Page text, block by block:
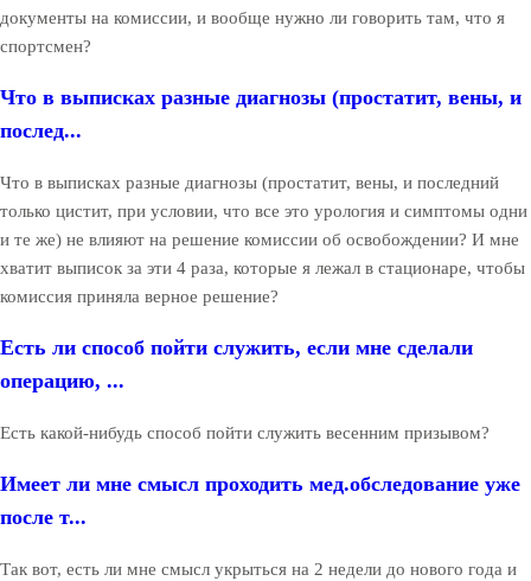
документы на комиссии, и вообще нужно ли говорить там, что я
спортсмен?
Что в выписках разные диагнозы (простатит, вены, и
послед...
Что в выписках разные диагнозы (простатит, вены, и последний
только цистит, при условии, что все это урология и симптомы одни
и те же) не влияют на решение комиссии об освобождении? И мне
хватит выписок за эти 4 раза, которые я лежал в стационаре, чтобы
комиссия приняла верное решение?
Есть ли способ пойти служить, если мне сделали
операцию, ...
Есть какой-нибудь способ пойти служить весенним призывом?
Имеет ли мне смысл проходить мед.обследование уже
после т...
Так вот, есть ли мне смысл укрыться на 2 недели до нового года и